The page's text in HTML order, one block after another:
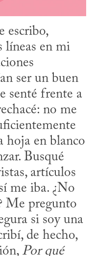
escribo,
líneas en mi
ser un buen
senté frente a
no me
hoja en blanco
Busqué
artículos
me iba. ¿No
Me pregunto
si soy una
de hecho,
Por qué